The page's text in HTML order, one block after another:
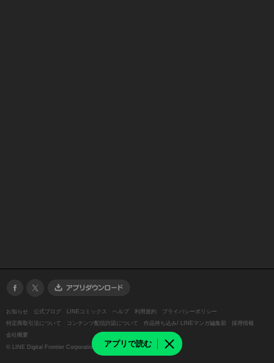
アプリで読む
お知らせ 公式ブログ LINEコミックス ヘルプ 利用規約
プライバシーポリシー
特定商取引法について
コンテンツ配信許諾について 作品持ち込み/ LINEマンガ編集部
採用情報
会社概要
© LINE Digital Frontier Corporation